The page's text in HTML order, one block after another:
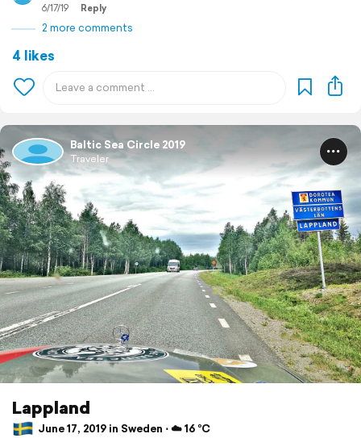
6/17/19 Reply
2 more comments
4 likes
Baltic Sea Circle 2019
Traveler
Lappland
June 17, 2019 in Sweden ⋅ ☁️ 16 °C